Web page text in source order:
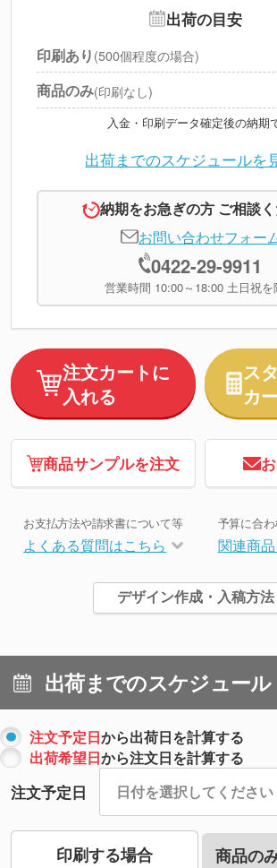
※上記
出荷の目安
印刷あり (500個程度の場合)
商品のみ(印刷なし)
入金・印刷データ確定後の納期
出荷までのスケジュールを
納期をお急ぎの方 ご相談
お問い合わせフォー
0422-29-9911
営業時間 10:00～18:00 土日祝を
注文カートに
入れる
ス
カ
商品サンプルを注文
お支払方法や請求書について等
よくある質問はこちら
予算に合
関連商
デザイン作成・入稿方法
出荷までのスケジュール
注文予定日から出荷日を計算する
出荷希望日から注文日を計算する
注文予定日
印刷する場合 商品の